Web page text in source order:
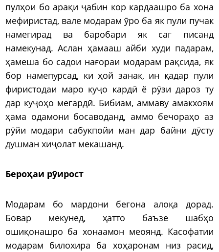
пулҳои бо арақи ҷабин кор кардаашро ба хона
мефиристад, вале модарам ӯро ба як пули пучак
намегирад ва баробари як саг писанд
намекунад. Аслан ҳамааш айби худи падарам,
ҳамеша бо садои нағораи модарам рақсида, як
бор намепурсад, ки ҳой занак, ин қадар пули
фиристодаи маро куҷо кардӣ ё рӯзи дароз ту
дар куҷоҳо мегардӣ. Бибиам, аммаву амакхоям
ҳама одамони босаводанд, аммо бечораҳо аз
рӯйи модари сабукпойи ман дар байни дӯсту
душман хиҷолат мекашанд.
Бероҳаи рӯирост
Модарам бо мардони бегона алоқа дорад.
Бовар мекунед, ҳатто баъзе шабҳо
ошиқонашро ба хонаамон меоянд. Касофатии
модарам билохира ба хоҳаронам низ расид,